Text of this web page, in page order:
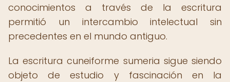
conocimientos a través de la escritura
permitió un intercambio intelectual sin
precedentes en el mundo antiguo.
La escritura cuneiforme sumeria sigue siendo
objeto de estudio y fascinación en la